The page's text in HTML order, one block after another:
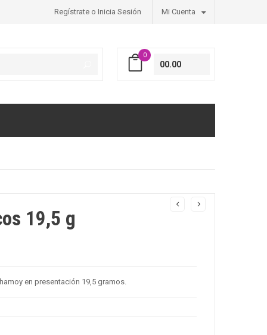
Regístrate o Inicia Sesión Mi Cuenta
0
00.00
19,5 g
en presentación 19,5 gramos.